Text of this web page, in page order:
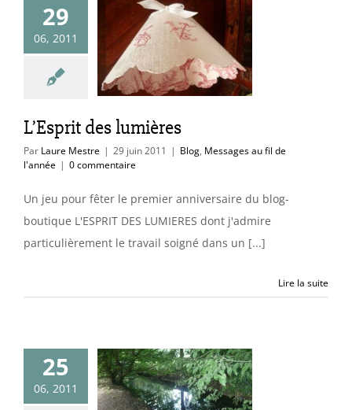
29
06, 2011
des
au fil de
L’Esprit des lumières
Par Laure Mestre | 29 juin 2011 | Blog, Messages au fil de
l'année | 0 commentaire
Un jeu pour fêter le premier anniversaire du blog-
boutique L'ESPRIT DES LUMIERES dont j'admire
particulièrement le travail soigné dans un [...]
Lire la suite
25
06, 2011
de Bièvre